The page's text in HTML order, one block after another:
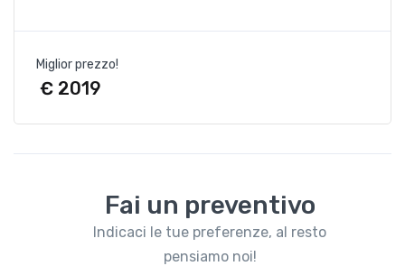
Miglior prezzo!
€ 2019
Fai un preventivo
Indicaci le tue preferenze, al resto
pensiamo noi!